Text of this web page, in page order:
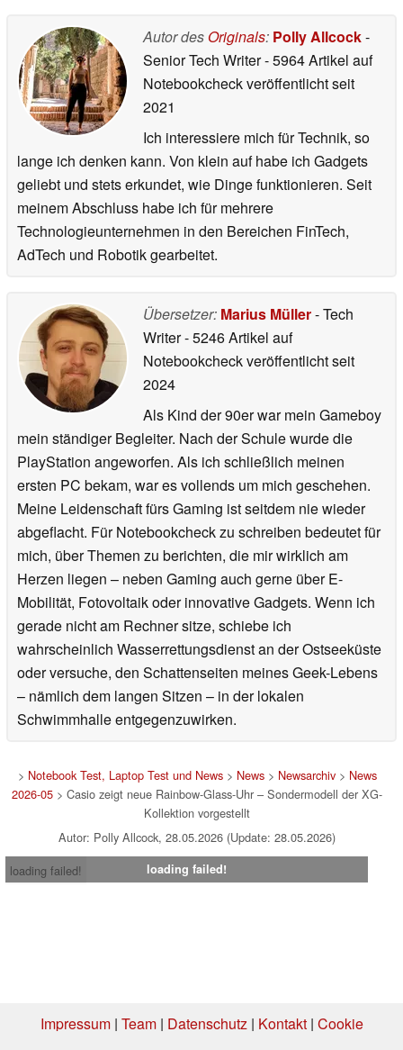
Autor des Originals: Polly Allcock-
Senior Tech Writer- 5964 Artikel auf
Notebookcheck veröffentlichtseit
2021
Ich interessiere mich für Technik, so
lange ich denken kann. Von klein auf habe ich Gadgets
geliebt und stets erkundet, wie Dinge funktionieren. Seit
meinem Abschluss habe ich für mehrere
Technologieunternehmen in den Bereichen FinTech,
AdTech und Robotik gearbeitet.
Übersetzer: Marius Müller- Tech
Writer- 5246 Artikel auf
Notebookcheck veröffentlichtseit
2024
Als Kind der 90er war mein Gameboy
mein ständiger Begleiter. Nach der Schule wurde die
PlayStation angeworfen. Als ich schließlich meinen
ersten PC bekam, war es vollends um mich geschehen.
Meine Leidenschaft fürs Gaming ist seitdem nie wieder
abgeflacht. Für Notebookcheck zu schreiben bedeutet für
mich, über Themen zu berichten, die mir wirklich am
Herzen liegen – neben Gaming auch gerne über E-
Mobilität, Fotovoltaik oder innovative Gadgets. Wenn ich
gerade nicht am Rechner sitze, schiebe ich
wahrscheinlich Wasserrettungsdienst an der Ostseeküste
oder versuche, den Schattenseiten meines Geek-Lebens
– nämlich dem langen Sitzen – in der lokalen
Schwimmhalle entgegenzuwirken.
> Notebook Test, Laptop Test und News> News> Newsarchiv> News
2026-05 > Casio zeigt neue Rainbow-Glass-Uhr – Sondermodell der XG-
Kollektion vorgestellt
Autor: Polly Allcock, 28.05.2026 (Update: 28.05.2026)
loading failed!
loading failed!
Impressum| Team| Datenschutz| Kontakt| Cookie